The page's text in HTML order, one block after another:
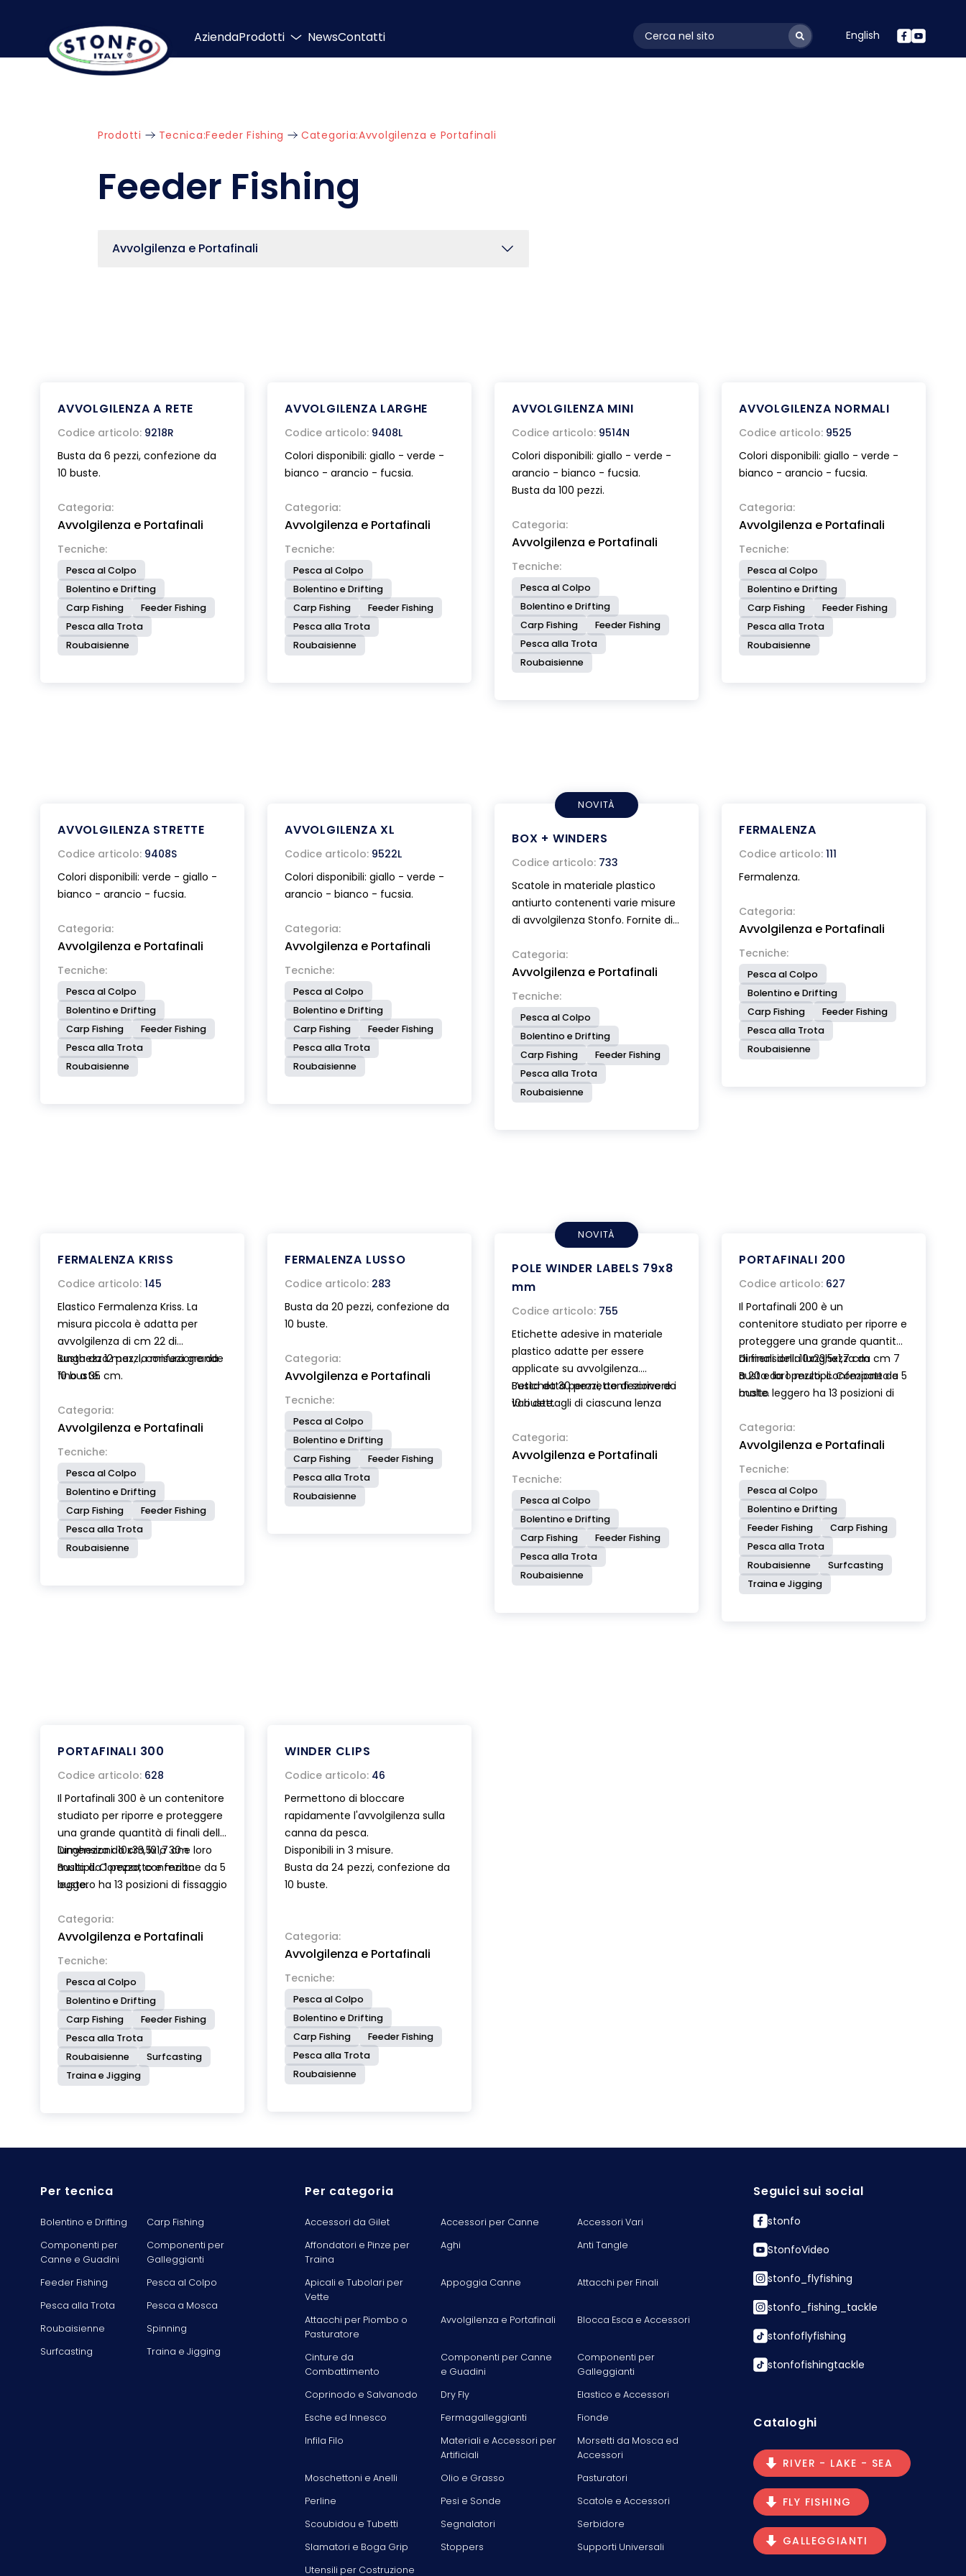
AziendaProdotti NewsContatti layoutSearchLabel English
Prodotti Tecnica:Feeder Fishing Categoria:Avvolgilenza e Portafinali
Feeder Fishing
Avvolgilenza e Portafinali
AVVOLGILENZA A RETE
Codice articolo: 9218R
Busta da 6 pezzi, confezione da
10 buste.
Categoria:
Avvolgilenza e Portafinali
Tecniche:
Pesca al Colpo
Bolentino e Drifting
Carp Fishing
Feeder Fishing
Pesca alla Trota
Roubaisienne
AVVOLGILENZA LARGHE
Codice articolo: 9408L
Colori disponibili: giallo - verde -
bianco - arancio - fucsia.
Categoria:
Avvolgilenza e Portafinali
Tecniche:
Pesca al Colpo
Bolentino e Drifting
Carp Fishing
Feeder Fishing
Pesca alla Trota
Roubaisienne
AVVOLGILENZA MINI
Codice articolo: 9514N
Colori disponibili: giallo - verde -
arancio - bianco - fucsia.
Busta da 100 pezzi.
Categoria:
Avvolgilenza e Portafinali
Tecniche:
Pesca al Colpo
Bolentino e Drifting
Carp Fishing
Feeder Fishing
Pesca alla Trota
Roubaisienne
AVVOLGILENZA NORMALI
Codice articolo: 9525
Colori disponibili: giallo - verde -
bianco - arancio - fucsia.
Categoria:
Avvolgilenza e Portafinali
Tecniche:
Pesca al Colpo
Bolentino e Drifting
Carp Fishing
Feeder Fishing
Pesca alla Trota
Roubaisienne
AVVOLGILENZA STRETTE
Codice articolo: 9408S
Colori disponibili: verde - giallo -
bianco - arancio - fucsia.
Categoria:
Avvolgilenza e Portafinali
Tecniche:
Pesca al Colpo
Bolentino e Drifting
Carp Fishing
Feeder Fishing
Pesca alla Trota
Roubaisienne
AVVOLGILENZA XL
Codice articolo: 9522L
Colori disponibili: giallo - verde -
arancio - bianco - fucsia.
Categoria:
Avvolgilenza e Portafinali
Tecniche:
Pesca al Colpo
Bolentino e Drifting
Carp Fishing
Feeder Fishing
Pesca alla Trota
Roubaisienne
NOVITÀ
BOX + WINDERS
Codice articolo: 733
Scatole in materiale plastico
antiurto contenenti varie misure
di avvolgilenza Stonfo. Fornite di
delle scatola 26x19x2,6 cm.
Categoria:
Avvolgilenza e Portafinali
Tecniche:
Pesca al Colpo
Bolentino e Drifting
Carp Fishing
Feeder Fishing
Pesca alla Trota
Roubaisienne
FERMALENZA
Codice articolo: 111
Fermalenza.
Categoria:
Avvolgilenza e Portafinali
Tecniche:
Pesca al Colpo
Bolentino e Drifting
Carp Fishing
Feeder Fishing
Pesca alla Trota
Roubaisienne
FERMALENZA KRISS
Codice articolo: 145
Elastico Fermalenza Kriss. La
misura piccola è adatta per
avvolgilenza di cm 22 di
lunghezza max, la misura grande
fino a 35 cm.
Busta da 12 pezzi, confezione da
10 buste.
Categoria:
Avvolgilenza e Portafinali
Tecniche:
Pesca al Colpo
Bolentino e Drifting
Carp Fishing
Feeder Fishing
Pesca alla Trota
Roubaisienne
FERMALENZA LUSSO
Codice articolo: 283
Busta da 20 pezzi, confezione da
10 buste.
Categoria:
Avvolgilenza e Portafinali
Tecniche:
Pesca al Colpo
Bolentino e Drifting
Carp Fishing
Feeder Fishing
Pesca alla Trota
Roubaisienne
NOVITÀ
POLE WINDER LABELS 79x8
mm
Codice articolo: 755
Etichette adesive in materiale
plastico adatte per essere
applicate su avvolgilenza.
L’etichetta permette di scrivere i
vari dettagli di ciascuna lenza
sapere esattamente cosa
contiene.
Caratteristiche delle etichette:
resistenti all’acqua ed all’usura,
adesivo permanente, retrotagli
per una facile applicazione,
permettono la scrittura anche
con una normale penna.
Busta da 30 pezzi, confezione da
10 buste.
Categoria:
Avvolgilenza e Portafinali
Tecniche:
Pesca al Colpo
Bolentino e Drifting
Carp Fishing
Feeder Fishing
Pesca alla Trota
Roubaisienne
PORTAFINALI 200
Codice articolo: 627
Il Portafinali 200 è un
contenitore studiato per riporre e
proteggere una grande quantità
di finali della lunghezza da cm 7
a 20 e loro multipli. Compatto e
molto leggero ha 13 posizioni di
100 finali pronti all’uso. I piolini di
sostegno sono di dimensione
adeguata sia nel diametro che
nella lunghezza per permettere
di alloggiare ami ed asole anche
di grandezza ridotta. La
lunghezza del finale è
chiaramente indicata all’interno
del contenitore.
Dimensioni: 10x23,5x1,7 cm
Busta da 1 pezzo, confezione da 5
buste.
Categoria:
Avvolgilenza e Portafinali
Tecniche:
Pesca al Colpo
Bolentino e Drifting
Feeder Fishing
Carp Fishing
Pesca alla Trota
Roubaisienne
Surfcasting
Traina e Jigging
PORTAFINALI 300
Codice articolo: 628
Il Portafinali 300 è un contenitore
studiato per riporre e proteggere
una grande quantità di finali della
lunghezza da cm 10 a 30 e loro
multipli. Compatto e molto
leggero ha 13 posizioni di fissaggio
pronti all’uso. I piolini di sostegno
sono di dimensione adeguata sia
nel diametro che nella lunghezza
per permettere di alloggiare ami
ed asole anche di grandezza
ridotta. La lunghezza del finale è
chiaramente indicata all’interno
del contenitore.
Dimensioni: 10x33,5x1,7 cm
Busta da 1 pezzo, confezione da 5
buste.
Categoria:
Avvolgilenza e Portafinali
Tecniche:
Pesca al Colpo
Bolentino e Drifting
Carp Fishing
Feeder Fishing
Pesca alla Trota
Roubaisienne
Surfcasting
Traina e Jigging
WINDER CLIPS
Codice articolo: 46
Permettono di bloccare
rapidamente l'avvolgilenza sulla
canna da pesca.
Disponibili in 3 misure.
Busta da 24 pezzi, confezione da
10 buste.
Categoria:
Avvolgilenza e Portafinali
Tecniche:
Pesca al Colpo
Bolentino e Drifting
Carp Fishing
Feeder Fishing
Pesca alla Trota
Roubaisienne
Per tecnica
Bolentino e Drifting
Carp Fishing
Componenti per
Canne e Guadini
Componenti per
Galleggianti
Feeder Fishing
Pesca al Colpo
Pesca alla Trota
Pesca a Mosca
Roubaisienne
Spinning
Surfcasting
Traina e Jigging
Per categoria
Accessori da Gilet Accessori per Canne
Accessori Vari
Affondatori e Pinze per
Traina
Aghi Anti Tangle
Apicali e Tubolari per
Vette
Appoggia Canne Attacchi per Finali
Attacchi per Piombo o
Pasturatore
Avvolgilenza e Portafinali Blocca Esca e Accessori
Cinture da
Combattimento
Componenti per Canne
e Guadini
Componenti per
Galleggianti
Coprinodo e Salvanodo
Dry Fly
Elastico e Accessori
Esche ed Innesco
Fermagalleggianti
Fionde
Infila Filo
Materiali e Accessori per
Artificiali
Morsetti da Mosca ed
Accessori
Moschettoni e Anelli
Olio e Grasso
Pasturatori
Perline
Pesi e Sonde
Scatole e Accessori
Scoubidou e Tubetti
Segnalatori
Serbidore
Slamatori e Boga Grip
Stoppers
Supporti Universali
Utensili per Costruzione
Seguici sui social
stonfo
StonfoVideo
stonfo_flyfishing
stonfo_fishing_tackle
stonfoflyfishing
stonfofishingtackle
Cataloghi
RIVER - LAKE - SEA
FLY FISHING
GALLEGGIANTI